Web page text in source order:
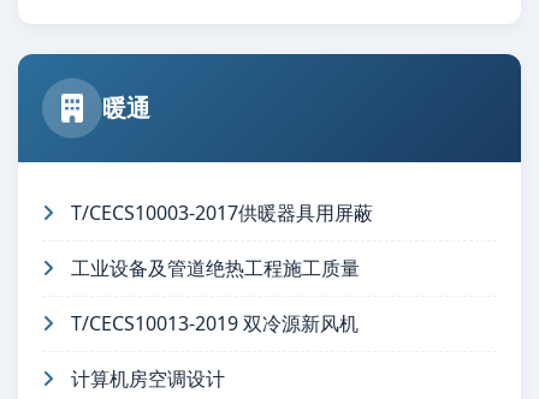
暖通
T/CECS10003-2017供暖器具用屏蔽
工业设备及管道绝热工程施工质量
T/CECS10013-2019 双冷源新风机
计算机房空调设计